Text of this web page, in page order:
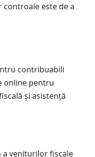
controale este de a
contribuabili
online pentru
și asistență
a veniturilor fiscale